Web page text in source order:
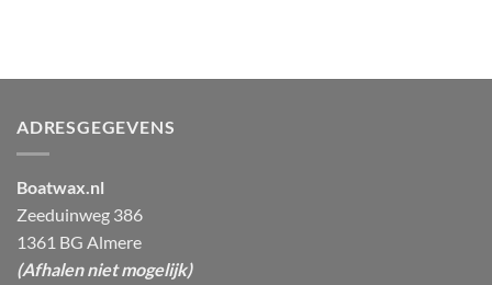
ADRESGEGEVENS
Boatwax.nl
Zeeduinweg 386
1361 BG Almere
(Afhalen niet mogelijk)